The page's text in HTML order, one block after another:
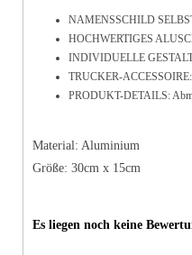
NAMENSSCHILD
HOCHWERTIGES
INDIVIDUELLE
TRUCKER-ACCESSOIRE:
PRODUKT-DETAILS:
Material: Aluminium
Größe: 30cm x 15cm
Es liegen noch keine